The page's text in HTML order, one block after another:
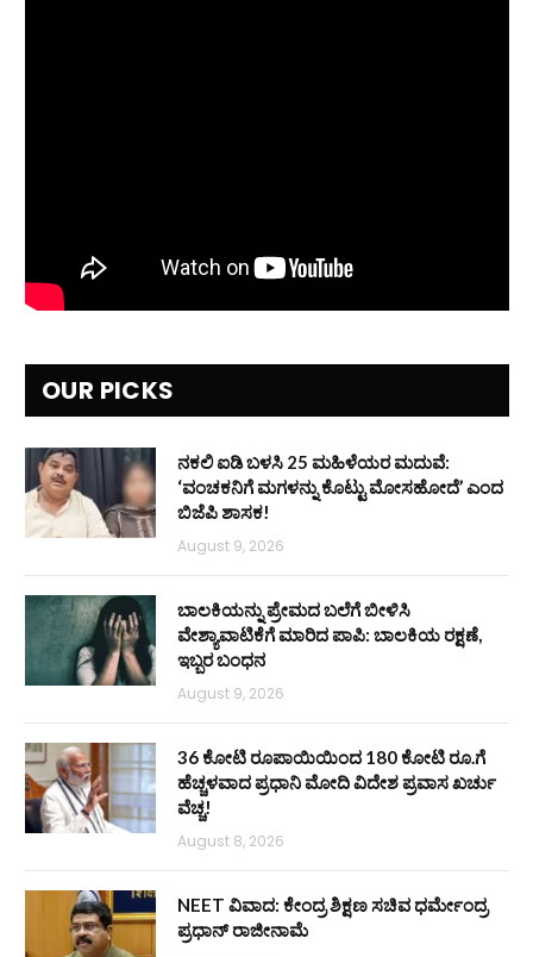
OUR PICKS
ನಕಲಿ ಐಡಿ ಬಳಸಿ 25 ಮಹಿಳೆಯರ ಮದುವೆ:
‘ವಂಚಕನಿಗೆ ಮಗಳನ್ನು ಕೊಟ್ಟು ಮೋಸಹೋದೆ’ ಎಂದ
ಬಿಜೆಪಿ ಶಾಸಕ!
August 9, 2026
ಬಾಲಕಿಯನ್ನು ಪ್ರೇಮದ ಬಲೆಗೆ ಬೀಳಿಸಿ
ವೇಶ್ಯಾವಾಟಿಕೆಗೆ ಮಾರಿದ ಪಾಪಿ: ಬಾಲಕಿಯ ರಕ್ಷಣೆ,
ಇಬ್ಬರ ಬಂಧನ
August 9, 2026
36 ಕೋಟಿ ರೂಪಾಯಿಯಿಂದ 180 ಕೋಟಿ ರೂ.ಗೆ
ಹೆಚ್ಚಳವಾದ ಪ್ರಧಾನಿ ಮೋದಿ ವಿದೇಶ ಪ್ರವಾಸ ಖರ್ಚು
ವೆಚ್ಚ!
August 8, 2026
NEET ವಿವಾದ: ಕೇಂದ್ರ ಶಿಕ್ಷಣ ಸಚಿವ ಧರ್ಮೇಂದ್ರ
ಪ್ರಧಾನ್ ರಾಜೀನಾಮೆ